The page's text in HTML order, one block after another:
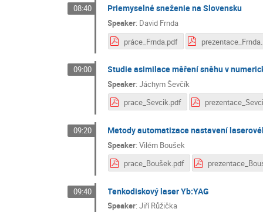
08:40 Priemyselné sneženie na Slovensku
Speaker: David Frnda
práce_Frnda.pdf
09:00 Studie asimilace měření sněhu v
Speaker:Jáchym Ševčík
prace_Sevcik.pdf
09:20 Metody automatizace nastavení
Speaker:Vilém Boušek
prace_Boušek.pdf
09:40 Tenkodiskový laser Yb:YAG
Speaker:Jiří Růžička